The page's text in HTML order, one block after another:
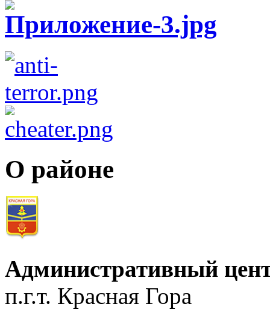
О районе
Административный
п.г.т. Красная Гора